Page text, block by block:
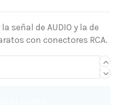
señal de AUDIO y la de
con conectores RCA.